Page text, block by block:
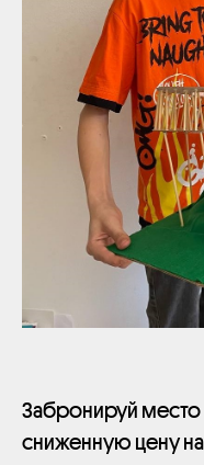
Забронируй место
сниженную цену